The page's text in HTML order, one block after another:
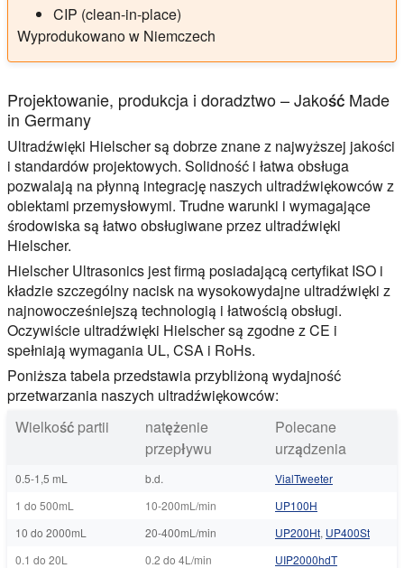
CIP (clean-in-place)
Wyprodukowano w Niemczech
Projektowanie, produkcja i doradztwo – Jakość Made
in Germany
Ultradźwięki Hielscher są dobrze znane z najwyższej jakości
i standardów projektowych. Solidność i łatwa obsługa
pozwalają na płynną integrację naszych ultradźwiękowców z
obiektami przemysłowymi. Trudne warunki i wymagające
środowiska są łatwo obsługiwane przez ultradźwięki
Hielscher.
Hielscher Ultrasonics jest firmą posiadającą certyfikat ISO i
kładzie szczególny nacisk na wysokowydajne ultradźwięki z
najnowocześniejszą technologią i łatwością obsługi.
Oczywiście ultradźwięki Hielscher są zgodne z CE i
spełniają wymagania UL, CSA i RoHs.
Poniższa tabela przedstawia przybliżoną wydajność
przetwarzania naszych ultradźwiękowców:
Wielkość partii
natężenie
przepływu
Polecane
urządzenia
0.5-1,5 mL b.d.
VialTweeter
1 do 500mL
10-200mL/min
UP100H
10 do 2000mL
20-400mL/min UP200Ht, UP400St
0.1 do 20L
0.2 do 4L/min
UIP2000hdT